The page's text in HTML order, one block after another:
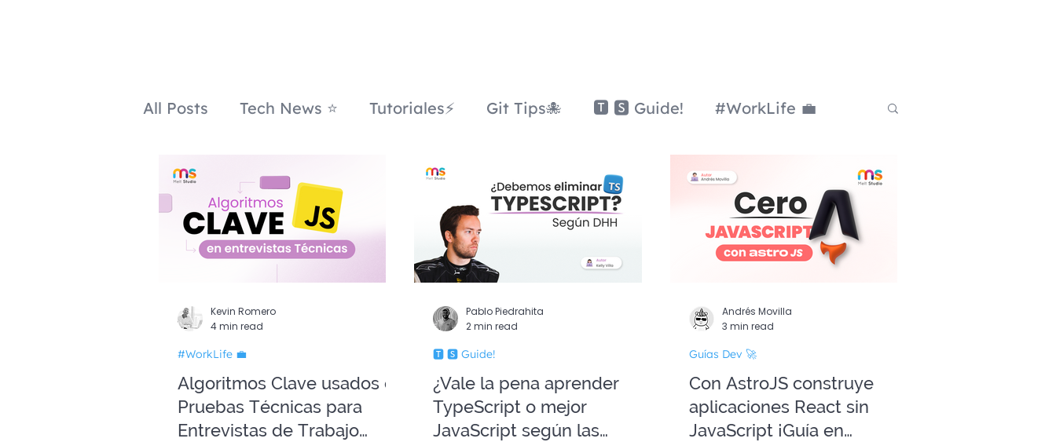
All Posts Tech News ⭐ Tutoriales⚡ Git Tips🐙 🆃 🆂 Guide! #WorkLife 💼
Guías Dev 🚀
Algoritmos Clave usados en
Pruebas Técnicas para
Entrevistas de Trabajo
#WorkLife 💼
Kevin Romero
4 min read
¿Vale la pena aprender
TypeScript o mejor
JavaScript según las
🆃 🆂 Guide!
Pablo Piedrahita
2 min read
Con AstroJS construye
aplicaciones React sin
JavaScript ¡Guía en
Guías Dev 🚀
Andrés Movilla
3 min read